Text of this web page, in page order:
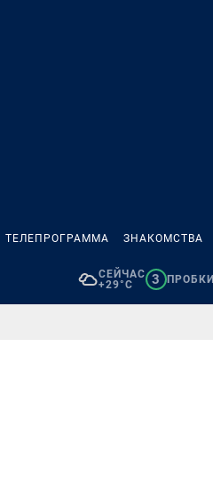
ТЕЛЕПРОГРАММА ЗНАКОМСТВА
СЕЙЧАС
+29°C
3 ПРОБКИ